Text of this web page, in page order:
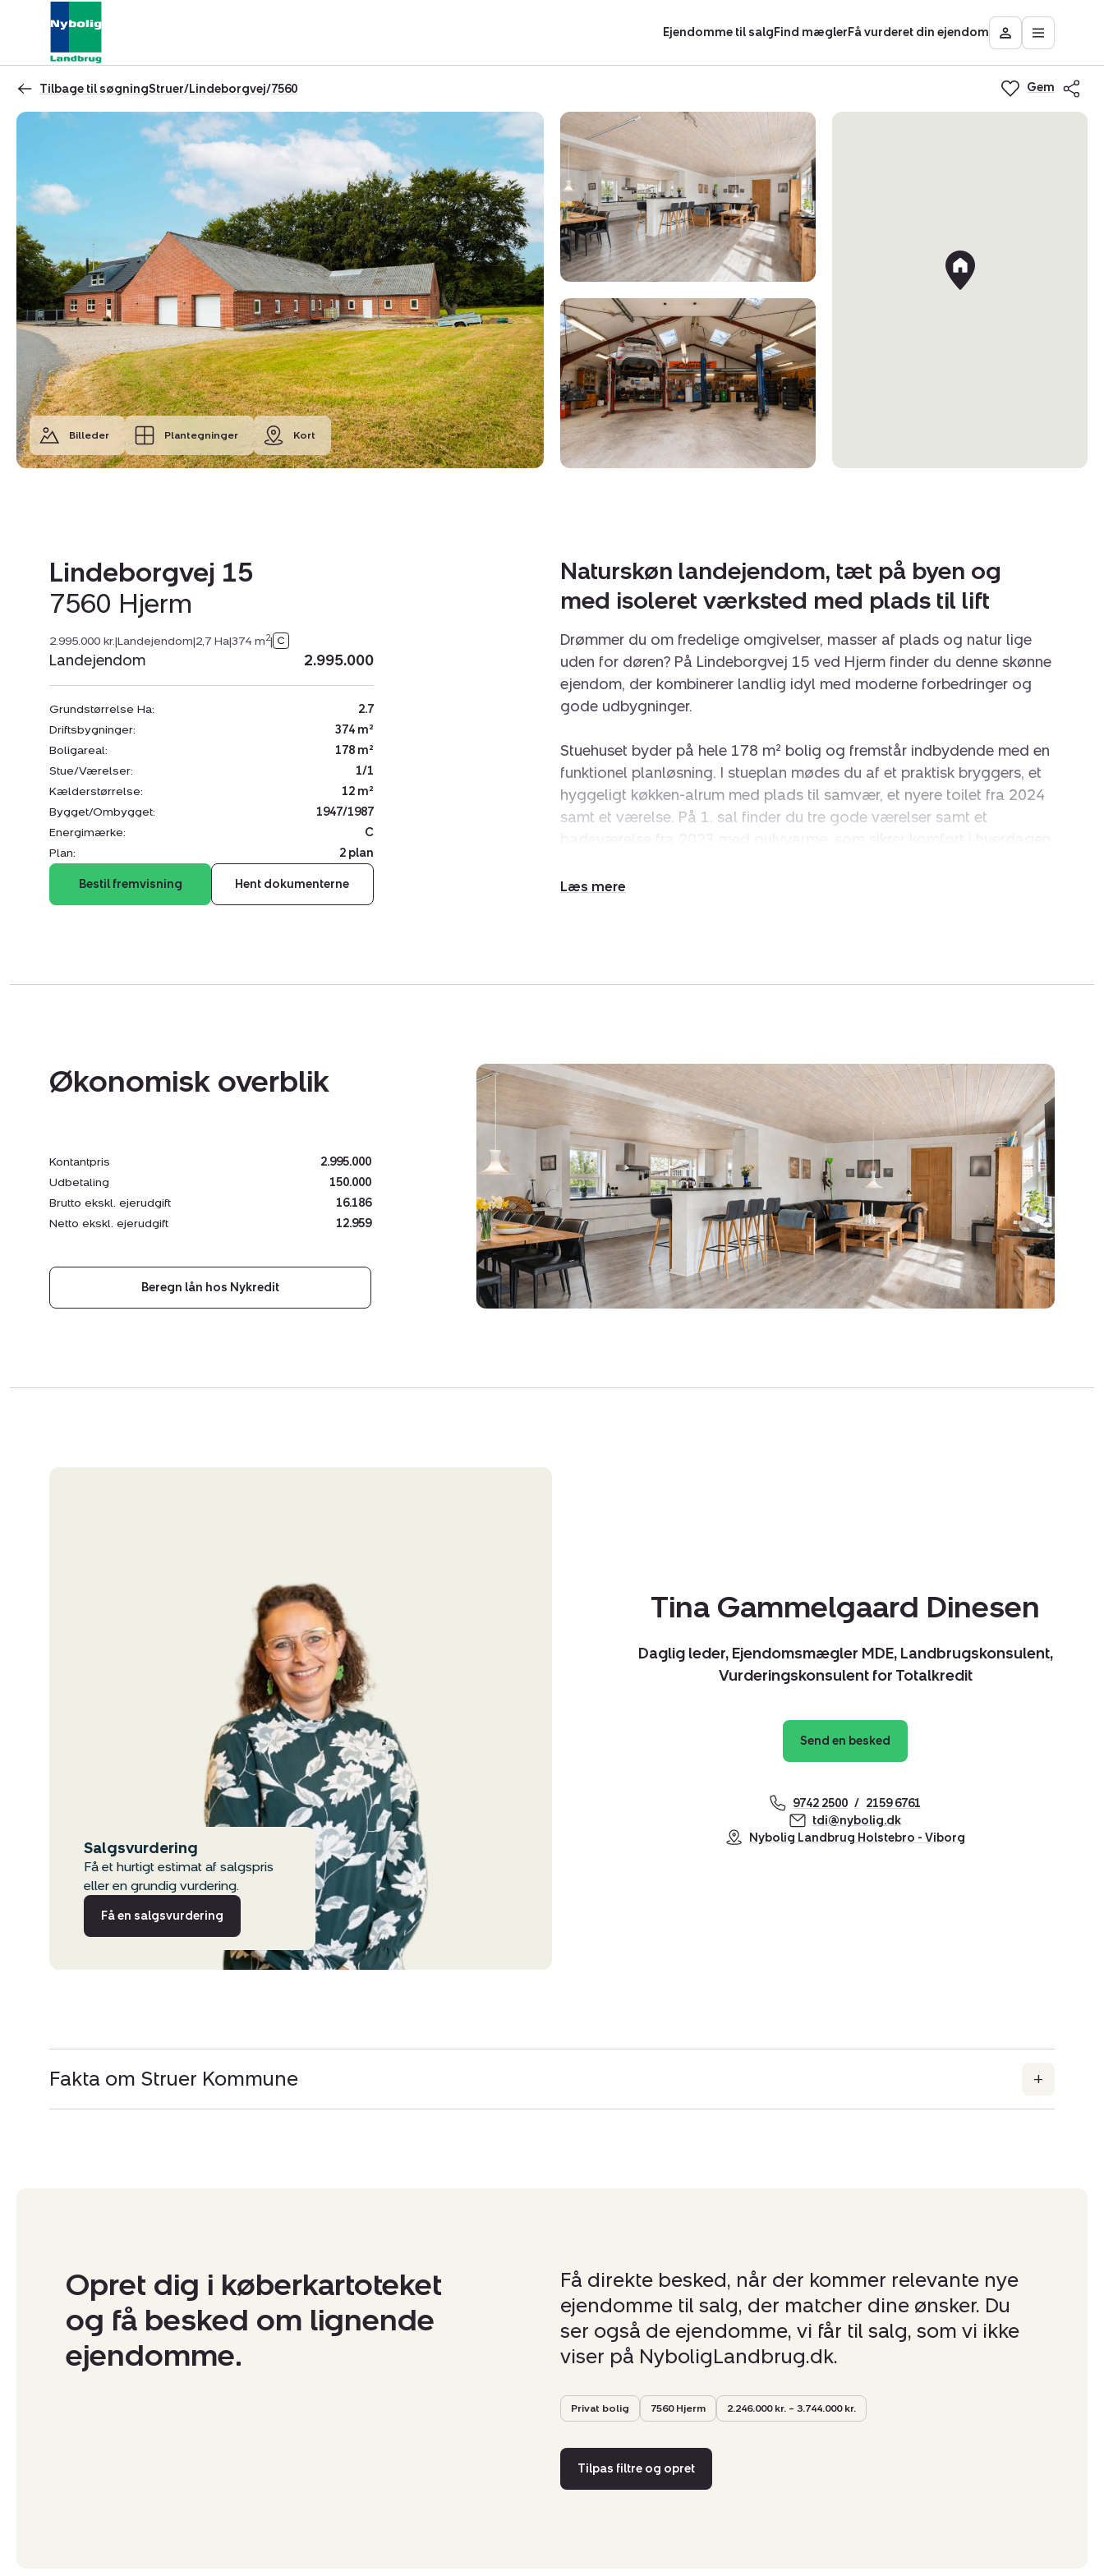
Ejendomme til salgFind mæglerFå vurderet din ejendom
Besøg
Mit
område
Åbn
Tilbage til søgningStruer/Lindeborgvej/7560 Gem
Billeder Plantegninger Kort
Lindeborgvej 15
7560 Hjerm
2.995.000 kr.|Landejendom|2,7 Ha|374 m2|
Landejendom 2.995.000
Grundstørrelse Ha:
2.7
Driftsbygninger:
374 m²
Boligareal:
178 m²
Stue/Værelser:
1/1
Kælderstørrelse:
12 m²
Bygget/Ombygget:
1947/1987
Energimærke:
C
Plan:
2 plan
Bestil fremvisning Hent dokumenterne
Naturskøn landejendom, tæt på byen og
med isoleret værksted med plads til lift
Drømmer du om fredelige omgivelser, masser af plads og natur lige
uden for døren? På Lindeborgvej 15 ved Hjerm finder du denne skønne
ejendom, der kombinerer landlig idyl med moderne forbedringer og
gode udbygninger.
Stuehuset byder på hele 178 m² bolig og fremstår indbydende med en
funktionel planløsning. I stueplan mødes du af et praktisk bryggers, et
hyggeligt køkken-alrum med plads til samvær, et nyere toilet fra 2024
samt et værelse. På 1. sal finder du tre gode værelser samt et
hvor du kan nyde udsigten over de naturskønne omgivelser.
opbevaring, samt et stort isoleret værksted på 118 m² med elport og
plads til lifte.
Grunden er et kapitel for sig med masser af friarealer, der indbyder til
selvforsyning, dyrehold eller leg. Her finder du også en hyggelig
shelterplads – perfekt til udeliv og overnatning under åben himmel.
Ejendommen grænser op til Hummelmose Å, hvor der er mulighed for
at fiske ørreder – en sjælden og unik kvalitet.
Beliggenheden er ideel med kun 1,2 km til Hjerm by, hvor du finder
daglige indkøb, skole, pasningsmuligheder og et godt foreningsliv, og
samtidig har du blot 10 minutters kørsel til motorvejen, der giver nem
den pladskrævende hobby eller drømmen om livet på landet.
Økonomisk overblik
Kontantpris
2.995.000
Udbetaling
150.000
Brutto ekskl. ejerudgift
16.186
Netto ekskl. ejerudgift
12.959
Beregn lån hos Nykredit
Salgsvurdering
Få et hurtigt estimat af salgspris
eller en grundig vurdering.
Få en salgsvurdering
Tina Gammelgaard Dinesen
Daglig leder, Ejendomsmægler MDE, Landbrugskonsulent,
Vurderingskonsulent for Totalkredit
Send en besked
9742 2500
2159 6761
tdi@nybolig.dk
Nybolig Landbrug Holstebro - Viborg
Fakta om Struer Kommune
Opret dig i køberkartoteket
og få besked om lignende
ejendomme.
Få direkte besked, når der kommer relevante nye
ejendomme til salg, der matcher dine ønsker. Du
ser også de ejendomme, vi får til salg, som vi ikke
viser på NyboligLandbrug.dk.
Privat bolig 7560 Hjerm 2.246.000 kr. – 3.744.000 kr.
Tilpas filtre og opret